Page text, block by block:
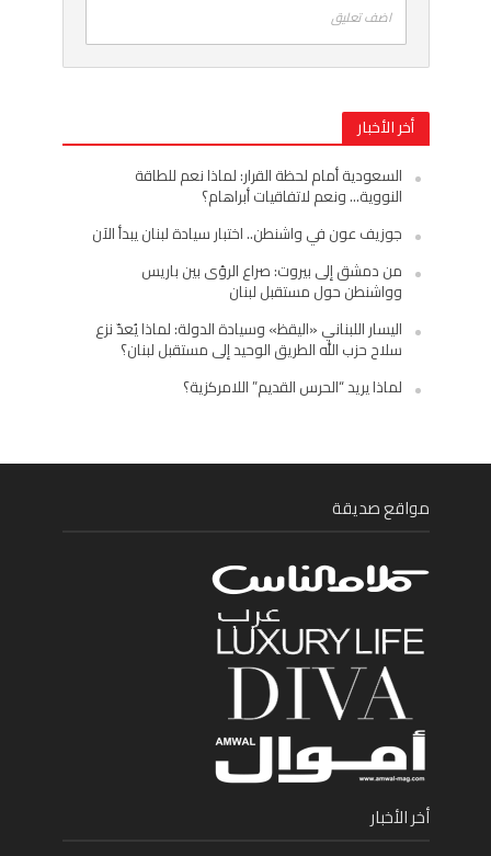
اضف تعليق
أخر الأخبار
السعودية أمام لحظة القرار: لماذا نعم للطاقة
النووية… ونعم لاتفاقيات أبراهام؟
جوزيف عون في واشنطن.. اختبار سيادة لبنان يبدأ الآن
من دمشق إلى بيروت: صراع الرؤى بين باريس
وواشنطن حول مستقبل لبنان
اليسار اللبناني «اليقظ» وسيادة الدولة: لماذا يُعدّ نزع
سلاح حزب الله الطريق الوحيد إلى مستقبل لبنان؟
لماذا يريد “الحرس القديم” اللامركزية؟
مواقع صديقة
أخر الأخبار